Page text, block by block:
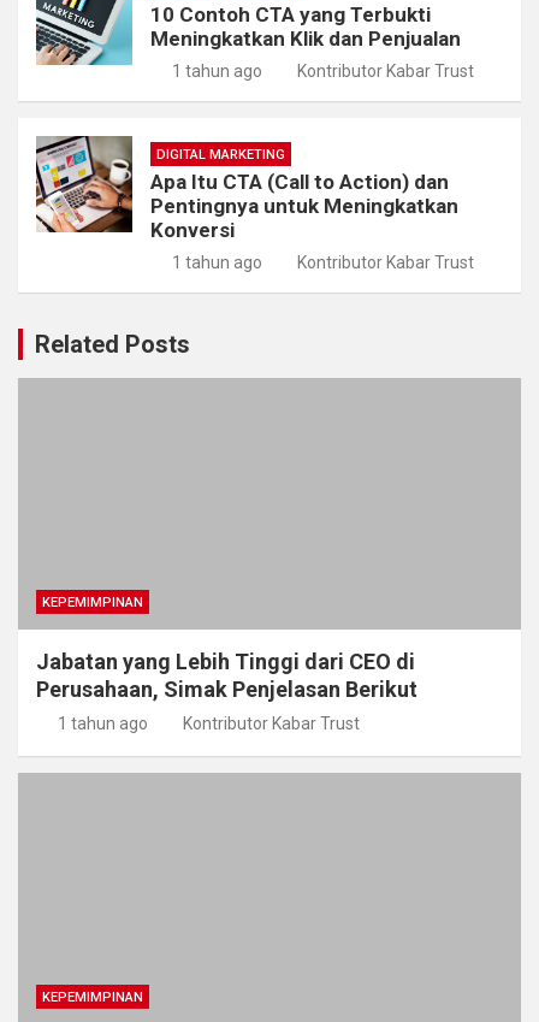
10 Contoh CTA yang Terbukti
Meningkatkan Klik dan Penjualan
1 tahun ago Kontributor Kabar Trust
DIGITAL MARKETING
Apa Itu CTA (Call to Action) dan
Pentingnya untuk Meningkatkan
Konversi
1 tahun ago Kontributor Kabar Trust
Related Posts
KEPEMIMPINAN
Jabatan yang Lebih Tinggi dari CEO di
Perusahaan, Simak Penjelasan Berikut
1 tahun ago Kontributor Kabar Trust
KEPEMIMPINAN